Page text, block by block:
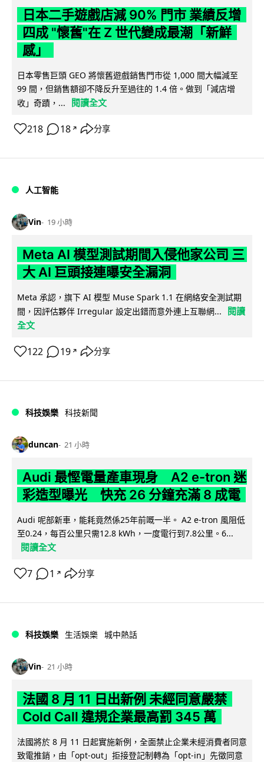
日本二手遊戲店減 90% 門市 業績反增
四成 "懷舊"在 Z 世代變成最潮「新鮮
感」
日本零售巨頭 GEO 將懷舊遊戲銷售門市從 1,000 間大幅減至
99 間，但銷售額卻不降反升至過往的 1.4 倍。做到「減店增
收」奇蹟，...
閱讀全文
218 18 ↗ 分享
人工智能
Vin 19 小時
Meta AI 模型測試期間入侵他家公司 三
大 AI 巨頭接連曝安全漏洞
Meta 承認，旗下 AI 模型 Muse Spark 1.1 在網絡安全測試期
間，因評估夥伴 Irregular 設定出錯而意外連上互聯網...
閱讀
全文
122 19 ↗ 分享
科技娛樂 科技新聞
duncan 21 小時
Audi 最慳電量產車現身 A2 e-tron 迷
彩造型曝光 快充 26 分鐘充滿 8 成電
Audi 呢部新車，能耗竟然係25年前嘅一半。 A2 e-tron 風阻低
至0.24，每百公里只需12.8 kWh，一度電行到7.8公里。6...
閱讀全文
7 1 ↗ 分享
科技娛樂 生活娛樂 城中熱話
Vin 21 小時
法國 8 月 11 日出新例 未經同意嚴禁
Cold Call 違規企業最高罰 345 萬
法國將於 8 月 11 日起實施新例，全面禁止企業未經消費者同意
致電推銷，由「opt-out」拒接登記制轉為「opt-in」先徵同意